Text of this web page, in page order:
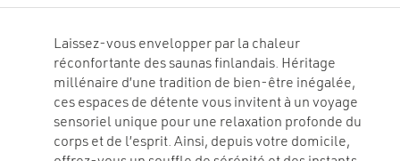
Laissez-vous envelopper par la chaleur
réconfortante des saunas finlandais. Héritage
millénaire d’une tradition de bien-être inégalée,
ces espaces de détente vous invitent à un voyage
sensoriel unique pour une relaxation profonde du
corps et de l’esprit. Ainsi, depuis votre domicile,